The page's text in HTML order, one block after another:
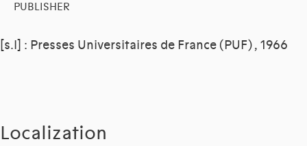
PUBLISHER
[s.l] : Presses Universitaires de France (PUF) , 1966
Localization